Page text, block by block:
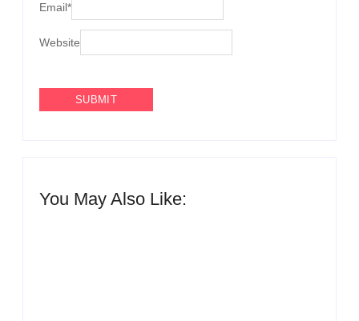
Email*
Website
You May Also Like: